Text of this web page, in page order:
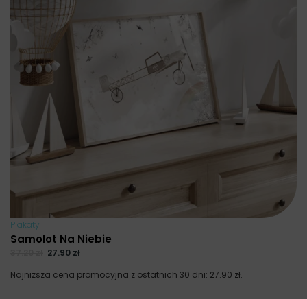
Plakaty
Samolot Na Niebie
27.90 zł
Najniższa cena promocyjna z ostatnich 30 dni: 27.90 zł.